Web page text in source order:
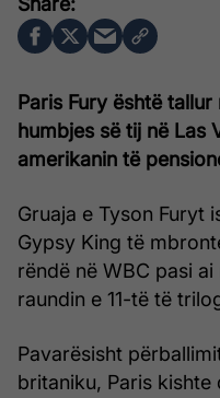
Paris Fury është
humbjes së tij në Las
amerikanin të
Gruaja e Tyson Furyt
Gypsy King të
rëndë në WBC pasi
raundin e 11-të të
Pavarësisht
britaniku, Paris kishte